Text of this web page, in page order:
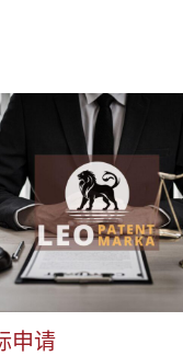
申请